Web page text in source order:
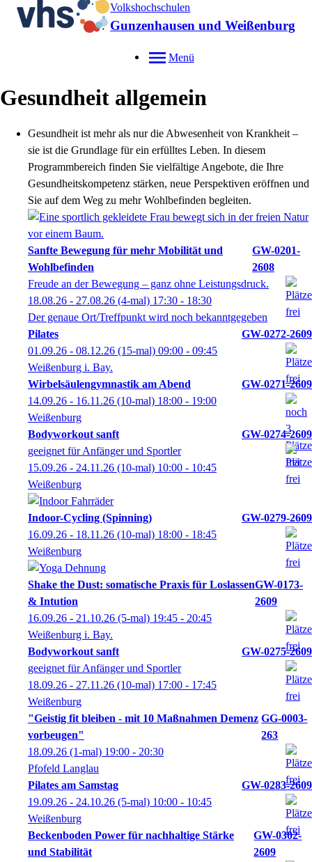
Volkshochschulen
Gunzenhausen und Weißenburg
Menü
Gesundheit allgemein
Gesundheit ist mehr als nur die Abwesenheit von Krankheit –
sie ist die Grundlage für ein erfülltes Leben. In diesem
Programmbereich finden Sie vielfältige Angebote, die Ihre
Gesundheitskompetenz stärken, neue Perspektiven eröffnen und
Sie auf dem Weg zu mehr Wohlbefinden begleiten.
Sanfte Bewegung für mehr Mobilität und
Wohlbefinden
GW-0201-
2608
Freude an der Bewegung – ganz ohne Leistungsdruck.
18.08.26 - 27.08.26 (4-mal) 17:30 - 18:30
Der genaue Ort/Treffpunkt wird noch bekanntgegeben
Pilates
GW-0272-2609
01.09.26 - 08.12.26 (15-mal) 09:00 - 09:45
Weißenburg i. Bay.
Wirbelsäulengymnastik am Abend
GW-0271-2609
14.09.26 - 16.11.26 (10-mal) 18:00 - 19:00
Weißenburg
Bodyworkout sanft
GW-0274-2609
geeignet für Anfänger und Sportler
15.09.26 - 24.11.26 (10-mal) 10:00 - 10:45
Weißenburg
Indoor-Cycling (Spinning)
GW-0279-2609
16.09.26 - 18.11.26 (10-mal) 18:00 - 18:45
Weißenburg
Shake the Dust: somatische Praxis für Loslassen
& Intution
GW-0173-
2609
16.09.26 - 21.10.26 (5-mal) 19:45 - 20:45
Weißenburg i. Bay.
Bodyworkout sanft
GW-0275-2609
geeignet für Anfänger und Sportler
18.09.26 - 27.11.26 (10-mal) 17:00 - 17:45
Weißenburg
"Geistig fit bleiben - mit 10 Maßnahmen Demenz
vorbeugen"
GG-0003-
263
18.09.26 (1-mal) 19:00 - 20:30
Pfofeld Langlau
Pilates am Samstag
GW-0283-2609
19.09.26 - 24.10.26 (5-mal) 10:00 - 10:45
Weißenburg
Beckenboden Power für nachhaltige Stärke
und Stabilität
GW-0302-
2609